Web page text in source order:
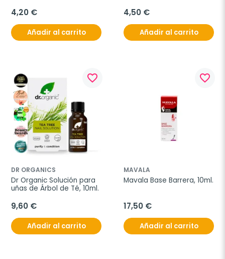
4,20 €
Añadir al carrito
4,50 €
Añadir al carrito
favorite_border
DR ORGANICS
Dr Organic Solución para
uñas de Árbol de Té, 10ml.
9,60 €
Añadir al carrito
favorite_border
MAVALA
Mavala Base Barrera, 10ml.
17,50 €
Añadir al carrito